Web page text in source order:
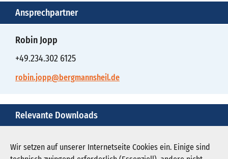
Wir setzen auf unserer Internetseite Cookies ein. Einige sind
Ansprechpartner
Robin Jopp
+49.234.302 6125
robin.jopp@bergmannsheil.de
Relevante Downloads
bergmannsheil-feiert-125-jaehriges-jubilaeum-1.jpg